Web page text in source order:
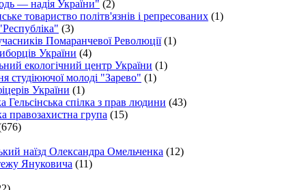
— надія України" (2)
товариство політв'язнів і репресованих (1)
(3)
Помаранчевої Революції(1)
України (4)
екологічний центр України (1)
студіюючої молоді "Зарево" (1)
України (1)
Гельсінська спілка з прав людини (43)
правозахистна група (15)
наїзд Олександра Омельченка (12)
Януковича (11)